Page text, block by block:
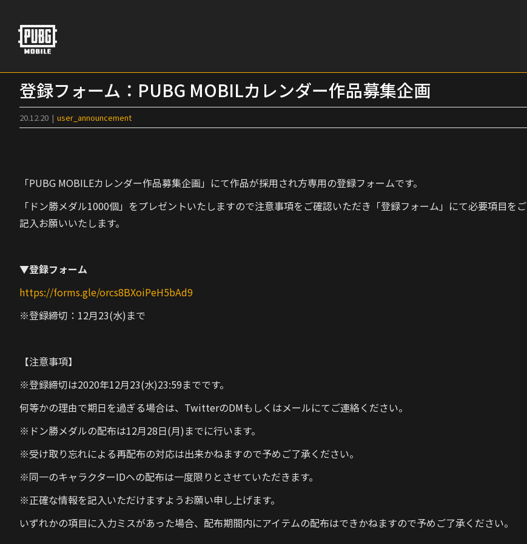
content
登録フォーム：PUBG MOBILカレンダー作品募集企画
20.12.20 | user_announcement
「PUBG MOBILEカレンダー作品募集企画」にて作品が採用され方専用の登録フォームです。
「ドン勝メダル1000個」をプレゼントいたしますので注意事項をご確認いただき「登録フォーム」にて必要項目をご
記入お願いいたします。
▼登録フォーム
https://forms.gle/orcs8BXoiPeH5bAd9
※登録締切：12月23(水)まで
【注意事項】
※登録締切は2020年12月23(水)23:59までです。
何等かの理由で期日を過ぎる場合は、TwitterのDMもしくはメールにてご連絡ください。
※ドン勝メダルの配布は12月28日(月)までに行います。
※受け取り忘れによる再配布の対応は出来かねますので予めご了承ください。
※同一のキャラクターIDへの配布は一度限りとさせていただきます。
※正確な情報を記入いただけますようお願い申し上げます。
いずれかの項目に入力ミスがあった場合、配布期間内にアイテムの配布はできかねますので予めご了承ください。